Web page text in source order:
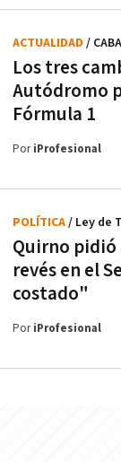
Los tres
Autódromo
Fórmula 1
ACTUALIDAD / CABA
PoriProfesional
Quirno pidió
revés en el
costado"
POLÍTICA/ Ley de
PoriProfesional